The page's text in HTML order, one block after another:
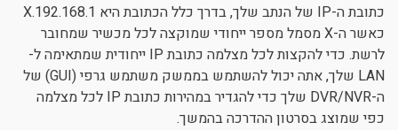
כתובת ה-IP של הנתב שלך, בדרך כלל הכתובת היא 192.168.1.X
כאשר ה-X מסמל מספר ייחודי שמוקצה לכל מכשיר שמחובר
לרשת. כדי להקצות לכל מצלמה כתובת IP ייחודית שמתאימה ל-
LAN שלך, אתה יכול להשתמש בממשק משתמש גרפי (GUI) של
ה-DVR/NVR שלך כדי להגדיר במהירות כתובת IP לכל מצלמה
כפי שמוצג בסרטון ההדרכה בהמשך.